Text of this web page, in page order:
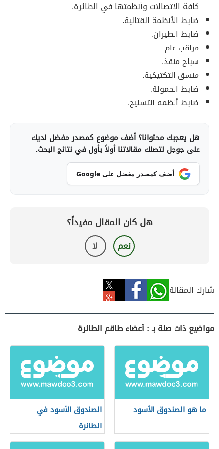
كافة الاتصالات وأنظمتها في الطائرة.
ضابط الأنظمة القتالية.
ضابط الطيران.
مراقب عام.
سباح منقذ.
منسق التكتيكية.
ضابط الحمولة.
ضابط أنظمة التسليح.
هل يعجبك محتوانا؟ أضف موضوع كمصدر مفضل لديك
على جوجل لتصلك مقالاتنا أولاً بأول في نتائج البحث.
أضف كمصدر مفضل على Google
هل كان المقال مفيداً؟
نعم لا
شارك المقالة
مواضيع ذات صلة بـ : أعضاء طاقم الطائرة
ما هو الصندوق الأسود
الصندوق الأسود في
الطائرة